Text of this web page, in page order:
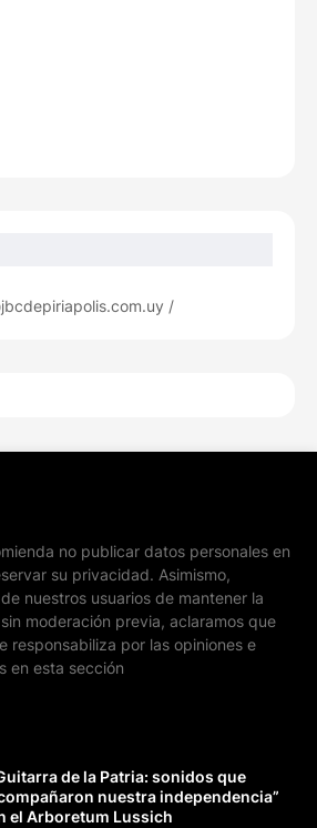
/
no publicar datos personales en
su privacidad. Asimismo,
nuestros usuarios de mantener la
moderación previa, aclaramos que
responsabiliza por las opiniones e
en esta sección
de la Patria: sonidos que
nuestra independencia”
el Arboretum Lussich